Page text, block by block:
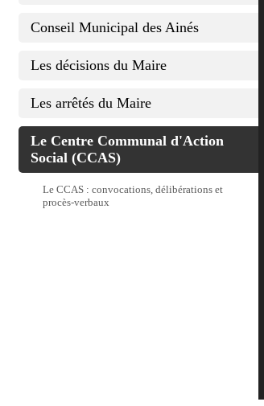
Conseil Municipal des Ainés
Les décisions du Maire
Les arrêtés du Maire
Le Centre Communal d'Action
Social (CCAS)
Le CCAS : convocations, délibérations et
procès-verbaux